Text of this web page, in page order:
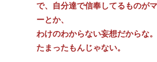
で、自分達で信奉してるものが
ーとか、
わけのわからない妄想だからな。
たまったもんじゃない。